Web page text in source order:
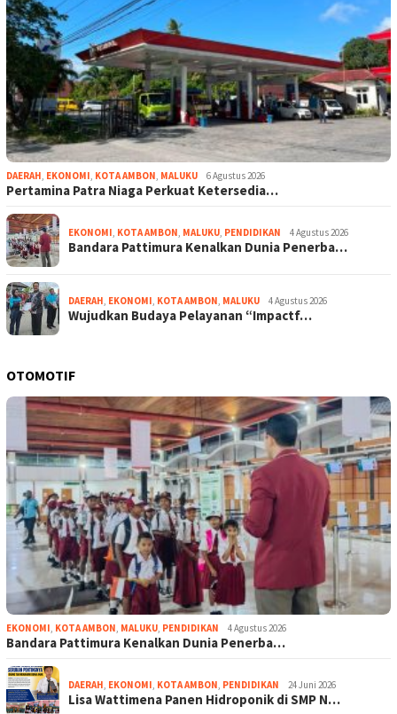
DAERAH, EKONOMI, KOTA AMBON, MALUKU 6 Agustus 2026
Pertamina Patra Niaga Perkuat Ketersedia…
EKONOMI, KOTA AMBON, MALUKU, PENDIDIKAN 4 Agustus 2026
Bandara Pattimura Kenalkan Dunia Penerba…
DAERAH, EKONOMI, KOTA AMBON, MALUKU 4 Agustus 2026
Wujudkan Budaya Pelayanan “Impactf…
OTOMOTIF
EKONOMI, KOTA AMBON, MALUKU, PENDIDIKAN 4 Agustus 2026
Bandara Pattimura Kenalkan Dunia Penerba…
DAERAH, EKONOMI, KOTA AMBON, PENDIDIKAN 24 Juni 2026
Lisa Wattimena Panen Hidroponik di SMP N…